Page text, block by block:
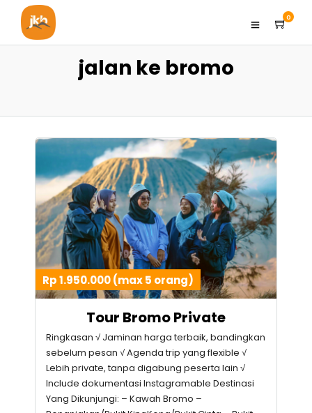
0
jalan ke bromo
Rp 1.950.000 (max 5 orang)
Tour Bromo Private
Ringkasan √ Jaminan harga terbaik, bandingkan
sebelum pesan √ Agenda trip yang flexible √
Lebih private, tanpa digabung peserta lain √
Include dokumentasi Instagramable Destinasi
Yang Dikunjungi: – Kawah Bromo –